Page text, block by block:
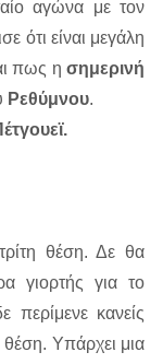
αγώνα με τον
ότι είναι μεγάλη
πως ησημερινή
Ρεθύμνου.
θέση. Δε θα
γιορτής για το
κανείς
Υπάρχει μια